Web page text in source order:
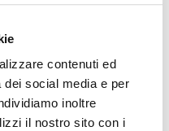
contenuti ed
dei social media e per
inoltre
il nostro sito con i